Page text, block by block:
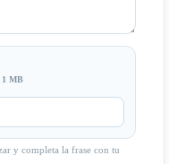
1 MB
y completa la frase con tu